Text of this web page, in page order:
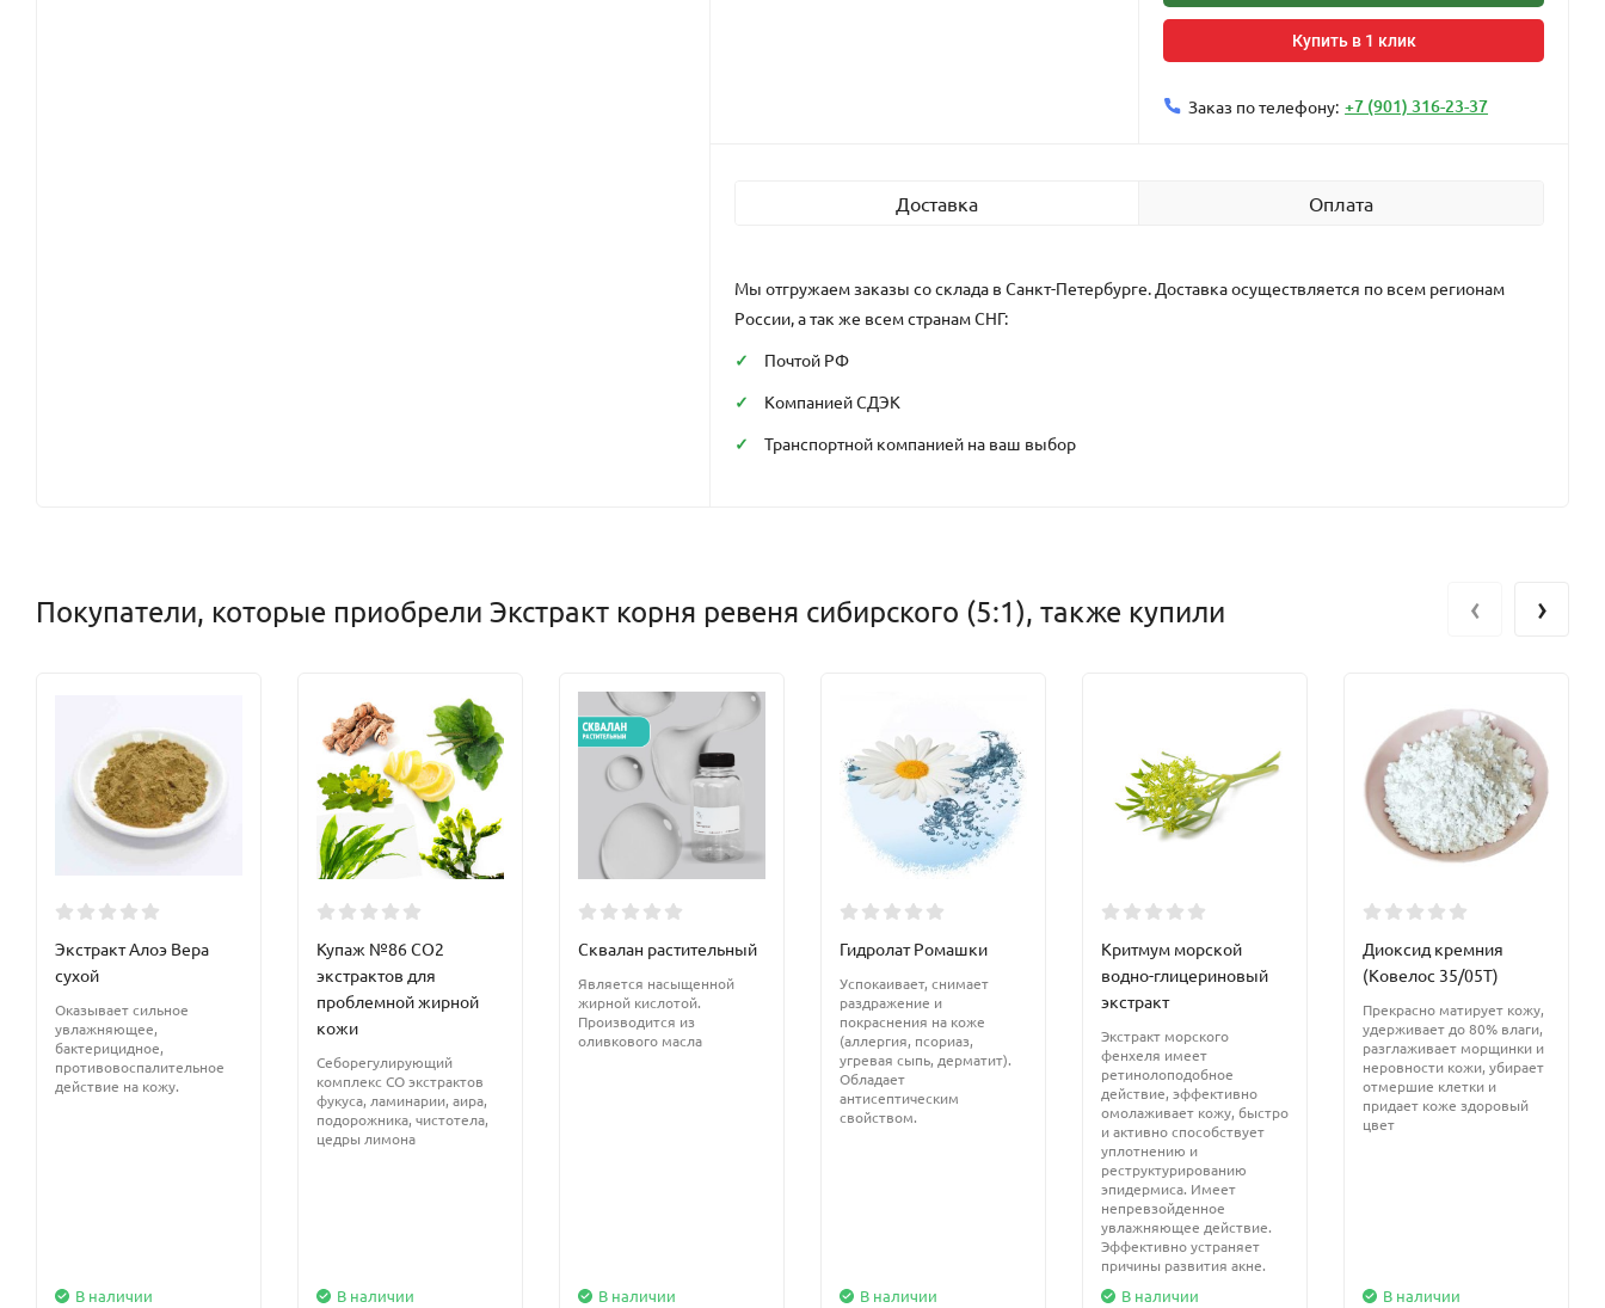
Купить в 1 клик
Заказ по телефону: +7 (901) 316-23-37
Доставка Оплата
Мы отгружаем заказы со склада в Санкт-Петербурге. Доставка осуществляется по всем регионам
России, а так же всем странам СНГ:
Почтой РФ
Компанией СДЭК
Транспортной компанией на ваш выбор
Покупатели, которые приобрели Экстракт корня ревеня сибирского (5:1), также купили
Экстракт Алоэ Вера
сухой
Оказывает сильное
увлажняющее,
бактерицидное,
противовоспалительное
действие на кожу.
В наличии
Купаж №86 СО2
экстрактов для
проблемной жирной
кожи
Себорегулирующий
комплекс СО экстрактов
фукуса, ламинарии, аира,
подорожника, чистотела,
цедры лимона
В наличии
Сквалан растительный
Является насыщенной
жирной кислотой.
Производится из
оливкового масла
В наличии
Гидролат Ромашки
Успокаивает, снимает
раздражение и
покраснения на коже
(аллергия, псориаз,
угревая сыпь, дерматит).
Обладает
антисептическим
свойством.
В наличии
Критмум морской
водно-глицериновый
экстракт
Экстракт морского
фенхеля имеет
ретинолоподобное
действие, эффективно
омолаживает кожу, быстро
и активно способствует
уплотнению и
реструктурированию
эпидермиса. Имеет
непревзойденное
увлажняющее действие.
Эффективно устраняет
причины развития акне.
В наличии
Диоксид кремния
(Ковелос 35/05Т)
Прекрасно матирует кожу,
удерживает до 80% влаги,
разглаживает морщинки и
неровности кожи, убирает
отмершие клетки и
придает коже здоровый
цвет
В наличии
‹ ›